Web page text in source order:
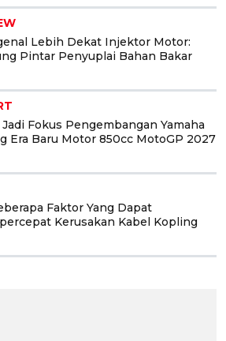
Lebih Dekat Injektor Motor:
Pintar Penyuplai Bahan Bakar
Jadi Fokus Pengembangan Yamaha
Era Baru Motor 850cc MotoGP 2027
Faktor Yang Dapat
Kerusakan Kabel Kopling